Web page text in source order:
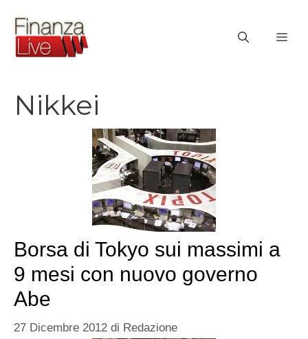
contenuto
Nikkei
Borsa di Tokyo sui massimi a
9 mesi con nuovo governo
Abe
27 Dicembre 2012 di Redazione